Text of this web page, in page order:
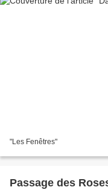
"Les Fenêtres"
Passage des